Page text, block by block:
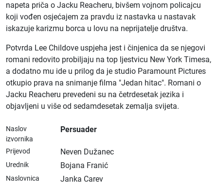
napeta priča o Jacku Reacheru, bivšem vojnom policajcu
koji vođen osjećajem za pravdu iz nastavka u nastavak
iskazuje karizmu borca u lovu na neprijatelje društva.
Potvrda Lee Childove uspjeha jest i činjenica da se njegovi
romani redovito probiljaju na top ljestvicu New York Timesa,
a dodatno mu ide u prilog da je studio Paramount Pictures
otkupio prava na snimanje filma "Jedan hitac". Romani o
Jacku Reacheru prevedeni su na četrdesetak jezika i
objavljeni u više od sedamdesetak zemalja svijeta.
Naslov
izvornika
Persuader
Prijevod Neven Dužanec
Urednik Bojana Franić
Naslovnica Janka Carev